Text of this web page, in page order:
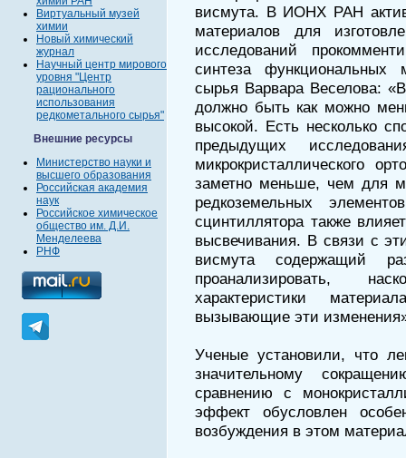
Виртуальный музей
химии
Новый химический
журнал
Научный центр мирового
уровня "Центр
рационального
использования
редкометального сырья"
Внешние ресурсы
Министерство науки и
высшего образования
Российская академия
наук
Российское химическое
общество им. Д.И.
Менделеева
РНФ
висмута. В ИОНХ РАН
материалов для
исследований
синтеза функциональных
сырья Варвара Веселова:
должно быть как можно
высокой. Есть несколько
предыдущих
микрокристаллического
заметно меньше, чем для
редкоземельных
сцинтиллятора также
высвечивания. В связи с
висмута содержащий
проанализировать,
характеристики
вызывающие эти
Ученые установили, что
значительному
сравнению с
эффект обусловлен
возбуждения в этом